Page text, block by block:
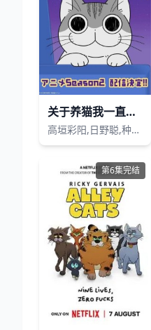
关于养猫我一直是新手第二季
高垣彩阳,日野聪,种崎敦美
第6集完结